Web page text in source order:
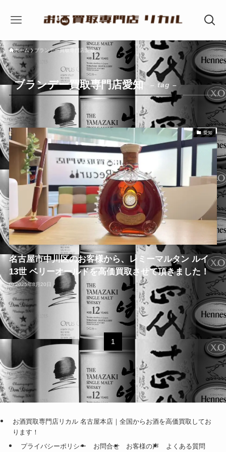
ホーム ブランデー買取専門店愛知
ブランデー買取専門店愛知 – tag –
愛知
名古屋市中川区のお客様から、レミーマルタン ルイ
13世 ベリーオールドを高価買取させて頂きました！
2025年8月20日
1
お酒買取専門店リカル 名古屋本店｜全国からお酒を高価買取してお
ります！
プライバシーポリシー
お問合せ お客様の声 よくある質問